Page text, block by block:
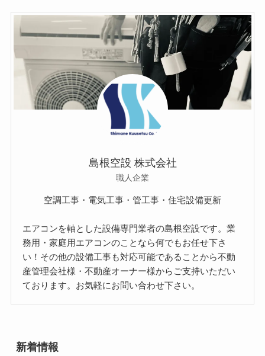
島根空設 株式会社
職人企業
空調工事・電気工事・管工事・住宅設備更新
エアコンを軸とした設備専門業者の島根空設です。業
務用・家庭用エアコンのことなら何でもお任せ下さ
い！その他の設備工事も対応可能であることから不動
産管理会社様・不動産オーナー様からご支持いただい
ております。お気軽にお問い合わせ下さい。
新着情報